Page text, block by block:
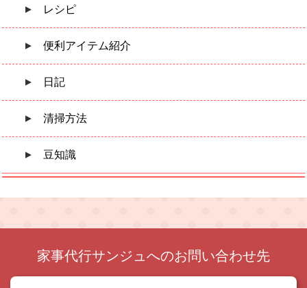
レシピ
便利アイテム紹介
日記
清掃方法
豆知識
家事代行サンジュへのお問い合わせ先